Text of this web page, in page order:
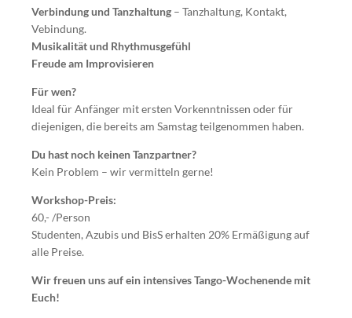
Verbindung und Tanzhaltung – Tanzhaltung, Kontakt,
Vebindung.
Musikalität und Rhythmusgefühl
Freude am Improvisieren
Für wen?
Ideal für Anfänger mit ersten Vorkenntnissen oder für
diejenigen, die bereits am Samstag teilgenommen haben.
Du hast noch keinen Tanzpartner?
Kein Problem – wir vermitteln gerne!
Workshop-Preis:
60,- /Person
Studenten, Azubis und BisS erhalten 20% Ermäßigung auf
alle Preise.
Wir freuen uns auf ein intensives Tango-Wochenende mit
Euch!